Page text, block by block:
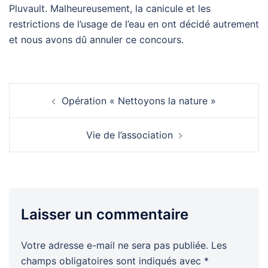
Pluvault. Malheureusement, la canicule et les
restrictions de l’usage de l’eau en ont décidé autrement
et nous avons dû annuler ce concours.
d’articleOpération « Nettoyons la nature »
Vie de l’association
Laisser un commentaire
Votre adresse e-mail ne sera pas publiée. Les
champs obligatoires sont indiqués avec *